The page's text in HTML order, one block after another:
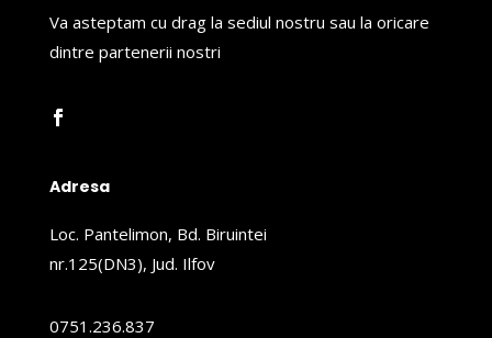
Va asteptam cu drag la sediul nostru sau la oricare
dintre partenerii nostri
Adresa
Loc. Pantelimon, Bd. Biruintei
nr.125(DN3), Jud. Ilfov
0751.236.837